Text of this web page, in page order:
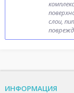
слои,
ИНФОРМАЦИЯ